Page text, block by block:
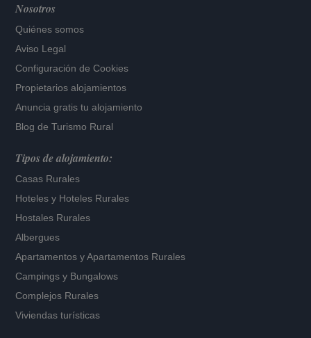
Nosotros
Quiénes somos
Aviso Legal
Configuración de Cookies
Propietarios alojamientos
Anuncia gratis tu alojamiento
Blog de Turismo Rural
Tipos de alojamiento:
Casas Rurales
Hoteles y Hoteles Rurales
Hostales Rurales
Albergues
Apartamentos yApartamentos Rurales
Campings y Bungalows
Complejos Rurales
Viviendas turísticas